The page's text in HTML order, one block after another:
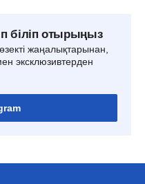
біліп отырыңыз
жаңалықтарынан,
эксклюзивтерден